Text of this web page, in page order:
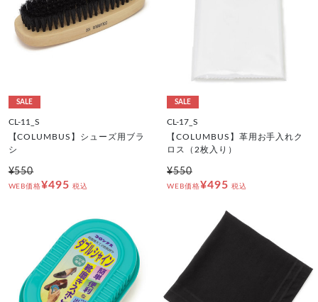
SALE
CL-11_S
【COLUMBUS】シューズ用ブラ
シ
¥550
WEB価格¥495 税込
SALE
CL-17_S
【COLUMBUS】革用お手入れク
ロス（2枚入り）
¥550
WEB価格¥495 税込